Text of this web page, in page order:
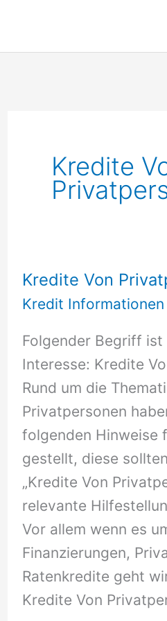
springen
Kredite
Kredite Von
Kredit Informationen
Folgender Begriff ist
Interesse: Kredite
Rund um die
Privatpersonen
folgenden Hinweise
gestellt, diese
„Kredite Von
relevante
Vor allem wenn es
Finanzierungen,
Ratenkredite geht
Kredite Von